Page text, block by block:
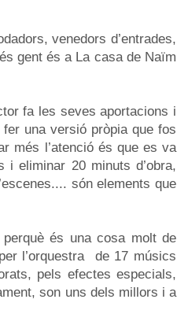
venedors d’entrades,
gent és a La casa de Naïm
fa les seves aportacions i
una versió pròpia que fos
més l’atenció és que es va
eliminar 20 minuts d’obra,
són elements que
és una cosa molt de
l’orquestra de 17 músics
pels efectes especials,
son uns dels millors i a